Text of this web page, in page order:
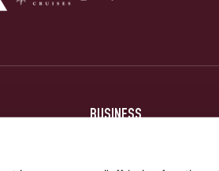
BUSINESS